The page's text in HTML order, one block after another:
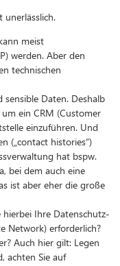
unerlässlich.
meist
werden. Aber den
technischen
Daten. Deshalb
ein CRM (Customer
einzuführen. Und
(„contact histories“)
hat bspw.
bei dem auch eine
ist aber eher die große
Ihre Datenschutz-
Network) erforderlich?
Auch hier gilt: Legen
achten Sie auf